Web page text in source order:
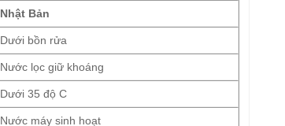
Nhật Bản
Dưới bồn rửa
Nước lọc giữ khoáng
Dưới 35 độ C
Nước máy sinh hoạt